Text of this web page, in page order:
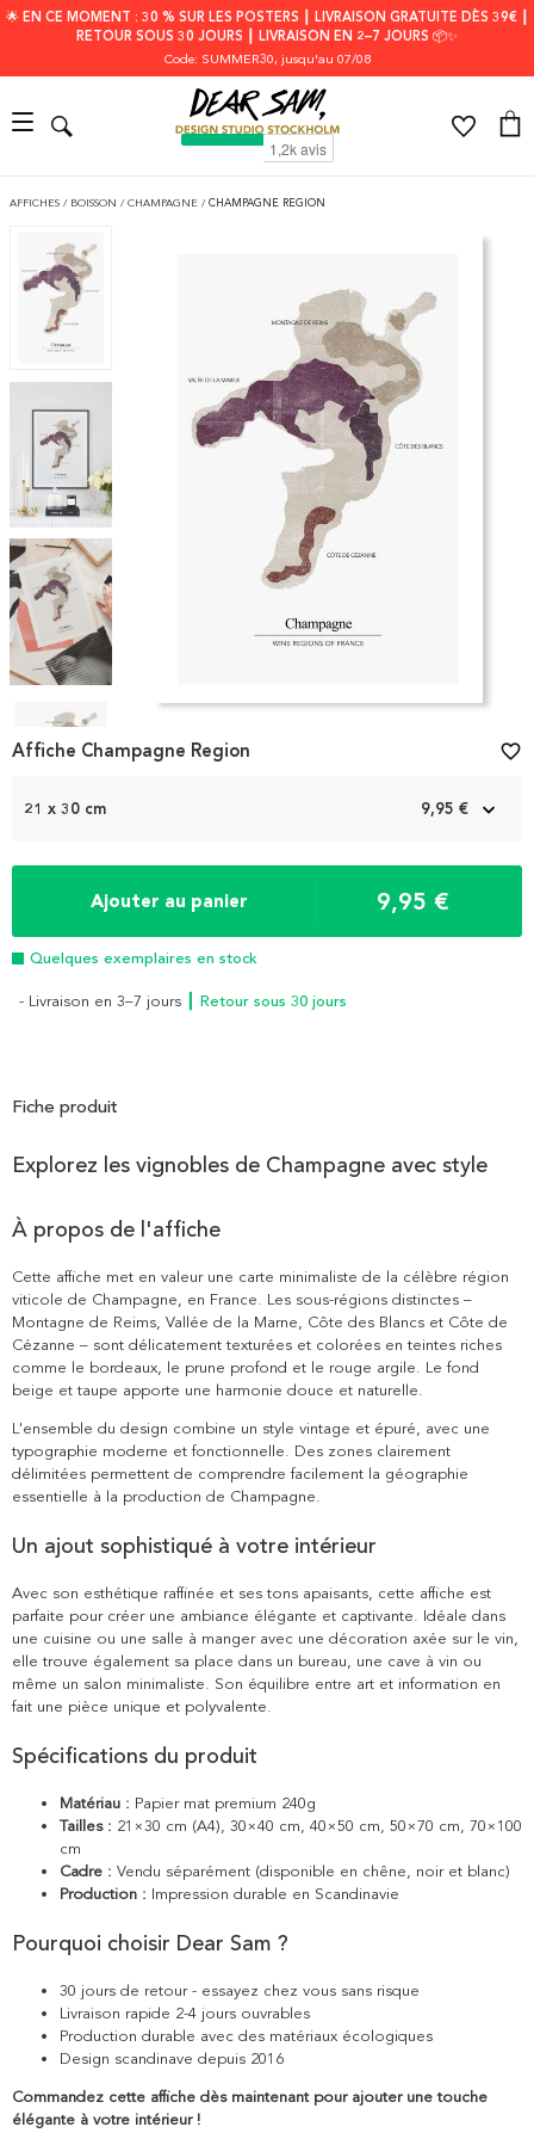
🌟 EN CE MOMENT : 30 % SUR LES POSTERS ┃ LIVRAISON GRATUITE DÈS 39€ ┃
RETOUR SOUS 30 JOURS ┃ LIVRAISON EN 2–7 JOURS 📦✨
Code: SUMMER30, jusqu'au 07/08
AFFICHES / BOISSON / CHAMPAGNE / CHAMPAGNE REGION
1
21 x 30 cm 9,95 €
Ajouter au panier 9,95 €
Quelques exemplaires en stock
- Livraison en 3–7 jours ┃ Retour sous 30 jours
Affiche Champagne Region favorite_border
Fiche produit
Explorez les vignobles de Champagne avec style
À propos de l'affiche
Cette affiche met en valeur une carte minimaliste de la célèbre région
viticole de Champagne, en France. Les sous-régions distinctes –
Montagne de Reims, Vallée de la Marne, Côte des Blancs et Côte de
Cézanne – sont délicatement texturées et colorées en teintes riches
comme le bordeaux, le prune profond et le rouge argile. Le fond
beige et taupe apporte une harmonie douce et naturelle.
L'ensemble du design combine un style vintage et épuré, avec une
typographie moderne et fonctionnelle. Des zones clairement
délimitées permettent de comprendre facilement la géographie
essentielle à la production de Champagne.
Un ajout sophistiqué à votre intérieur
Avec son esthétique raffinée et ses tons apaisants, cette affiche est
parfaite pour créer une ambiance élégante et captivante. Idéale dans
une cuisine ou une salle à manger avec une décoration axée sur le vin,
elle trouve également sa place dans un bureau, une cave à vin ou
même un salon minimaliste. Son équilibre entre art et information en
fait une pièce unique et polyvalente.
Spécifications du produit
Matériau : Papier mat premium 240g
Tailles : 21×30 cm (A4), 30×40 cm, 40×50 cm, 50×70 cm, 70×100
cm
Cadre : Vendu séparément (disponible en chêne, noir et blanc)
Production : Impression durable en Scandinavie
Pourquoi choisir Dear Sam ?
30 jours de retour - essayez chez vous sans risque
Livraison rapide 2-4 jours ouvrables
Production durable avec des matériaux écologiques
Design scandinave depuis 2016
Commandez cette affiche dès maintenant pour ajouter une touche
élégante à votre intérieur !